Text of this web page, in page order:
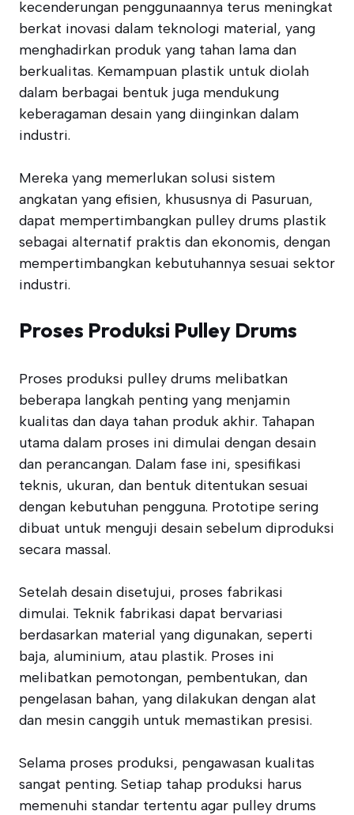
kecenderungan penggunaannya terus meningkat
berkat inovasi dalam teknologi material, yang
menghadirkan produk yang tahan lama dan
berkualitas. Kemampuan plastik untuk diolah
dalam berbagai bentuk juga mendukung
keberagaman desain yang diinginkan dalam
industri.
Mereka yang memerlukan solusi sistem
angkatan yang efisien, khususnya di Pasuruan,
dapat mempertimbangkan pulley drums plastik
sebagai alternatif praktis dan ekonomis, dengan
mempertimbangkan kebutuhannya sesuai sektor
industri.
Proses Produksi Pulley Drums
Proses produksi pulley drums melibatkan
beberapa langkah penting yang menjamin
kualitas dan daya tahan produk akhir. Tahapan
utama dalam proses ini dimulai dengan desain
dan perancangan. Dalam fase ini, spesifikasi
teknis, ukuran, dan bentuk ditentukan sesuai
dengan kebutuhan pengguna. Prototipe sering
dibuat untuk menguji desain sebelum diproduksi
secara massal.
Setelah desain disetujui, proses fabrikasi
dimulai. Teknik fabrikasi dapat bervariasi
berdasarkan material yang digunakan, seperti
baja, aluminium, atau plastik. Proses ini
melibatkan pemotongan, pembentukan, dan
pengelasan bahan, yang dilakukan dengan alat
dan mesin canggih untuk memastikan presisi.
Selama proses produksi, pengawasan kualitas
sangat penting. Setiap tahap produksi harus
memenuhi standar tertentu agar pulley drums